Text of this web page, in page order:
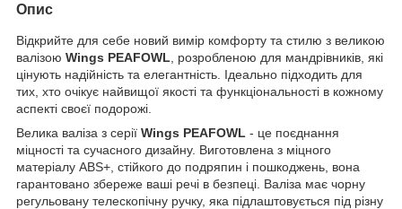
Опис
Відкрийте для себе новий вимір комфорту та стилю з великою
валізою Wings PEAFOWL , розробленою для мандрівників, які
цінують надійність та елегантність. Ідеально підходить для
тих, хто очікує найвищої якості та функціональності в кожному
аспекті своєї подорожі.
Велика валіза з серії Wings PEAFOWL - це поєднання
міцності та сучасного дизайну. Виготовлена з міцного
матеріалу ABS+, стійкого до подряпин і пошкоджень, вона
гарантовано збереже ваші речі в безпеці. Валіза має чорну
регульовану телескопічну ручку, яка підлаштовується під різну